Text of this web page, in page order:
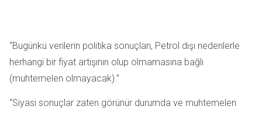
“Bugünkü verilerin politika sonuçları, Petrol dışı nedenlerle
herhangi bir fiyat artışının olup olmamasına bağlı
(muhtemelen olmayacak).”
“Siyasi sonuçlar zaten görünür durumda ve muhtemelen